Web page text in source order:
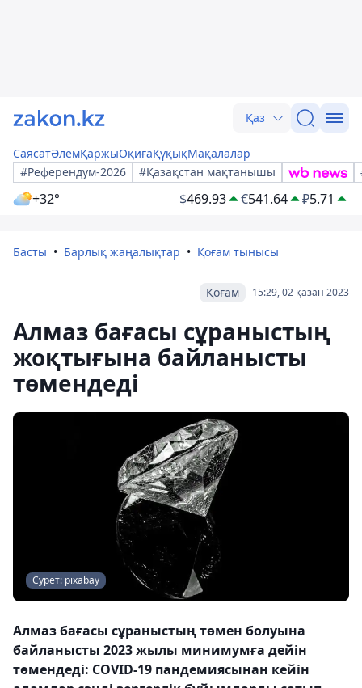
Қаз
СаясатӘлемҚаржыОқиғаҚұқықМақалалар
#Референдум-2026
#Қазақстан мақтанышы
+32° $469.93 €541.64 ₽5.71
Басты Барлық жаңалықтар Қоғам тынысы
15:29, 02 қазан 2023
Қоғам
Алмаз бағасы сұраныстың
жоқтығына байланысты
төмендеді
Сурет: pixabay
Алмаз бағасы сұраныстың төмен болуына
байланысты 2023 жылы минимумға дейін
төмендеді: COVID-19 пандемиясынан кейін